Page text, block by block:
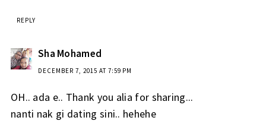
REPLY
Sha Mohamed
DECEMBER 7, 2015 AT 7:59 PM
OH.. ada e.. Thank you alia for sharing...
nanti nak gi dating sini.. hehehe